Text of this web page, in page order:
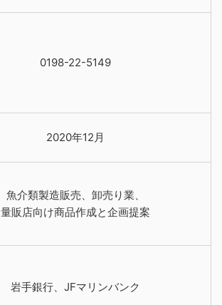
0198-22-5149
2020年12月
魚介類製造販売、卸売り業、
量販店向け商品作成と企画提案
岩手銀行、JFマリンバンク